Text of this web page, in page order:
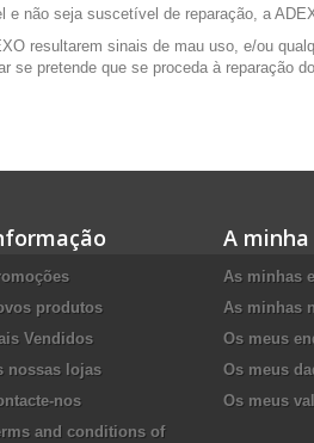
e não seja suscetível de reparação, a
resultarem sinais de mau uso, e/ou
se pretende que se proceda à reparação
produtos
Vendidos
nossas lojas
nos
and conditions of
A
As minhas
As minhas
Os meus
Os meus
Os meus